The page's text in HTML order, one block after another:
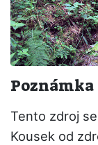
Poznámka
Tento zdroj
Kousek od